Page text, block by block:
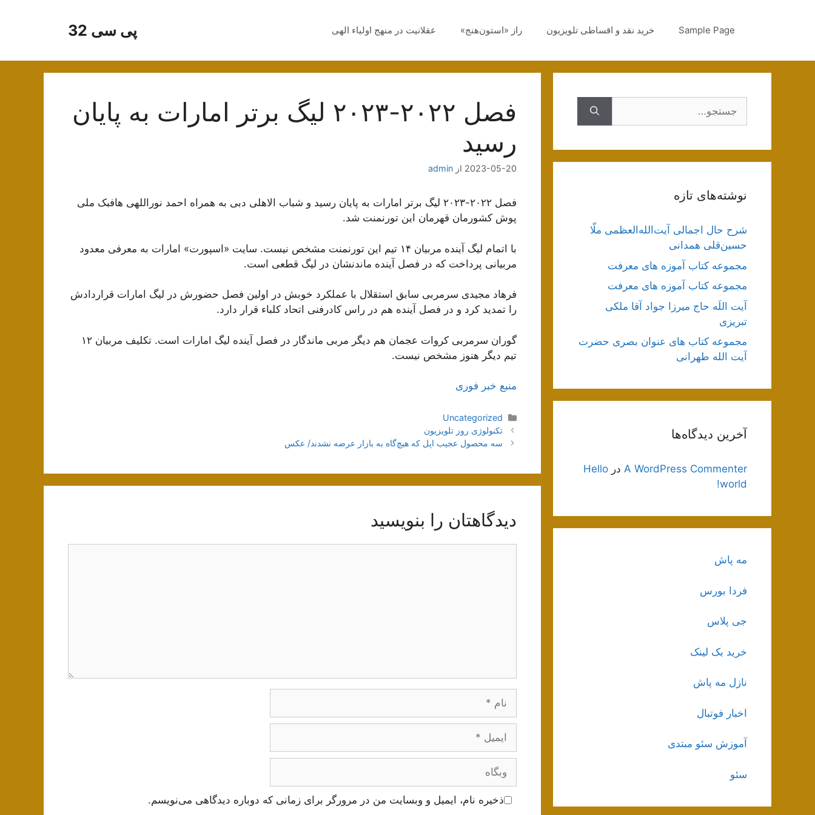
پی سی 32 Sample Page خرید نقد و اقساطی تلویزیون راز «استون‌هنج» عقلانیت در منهج اولیاء الهی
فصل ۲۰۲۲-۲۰۲۳ لیگ برتر امارات به پایان
رسید
2023-05-20 از admin
فصل ۲۰۲۲-۲۰۲۳ لیگ برتر امارات به پایان رسید و شباب الاهلی دبی به همراه احمد نوراللهی هافبک ملی
پوش کشورمان قهرمان این تورنمنت شد.
با اتمام لیگ آینده مربیان ۱۴ تیم این تورنمنت مشخص نیست. سایت «اسپورت» امارات به معرفی معدود
مربیانی پرداخت که در فصل آینده ماندنشان در لیگ قطعی است.
فرهاد مجیدی سرمربی سابق استقلال با عملکرد خوبش در اولین فصل حضورش در لیگ امارات قراردادش
را تمدید کرد و در فصل آینده هم در راس کادرفنی اتحاد کلباء قرار دارد.
گوران سرمربی کروات عجمان هم دیگر مربی ماندگار در فصل آینده لیگ امارات است. تکلیف مربیان ۱۲
تیم دیگر هنوز مشخص نیست.
منبع خبر فوری
دسته‌ها
Uncategorized
ناوبری
نوشته‌ها
تکنولوژی روز تلویزیون
سه محصول عجیب اپل که هیچ‌گاه به بازار عرضه نشدند/ عکس
دیدگاهتان را بنویسید
ایمیل
وبگاه
ذخیره نام، ایمیل و وبسایت من در مرورگر برای زمانی که دوباره دیدگاهی می‌نویسم.
نوشته‌های تازه
شرح حال اجمالی آیت‌الله‌العظمی ملّا
حسین‌قلی همدانی
مجموعه کتاب آموزه های معرفت
مجموعه کتاب آموزه های معرفت
آیت اللَه حاج میرزا جواد آقا ملکی
تبریزی
مجموعه کتاب های عنوان بصری حضرت
آیت الله طهرانی
آخرین دیدگاه‌ها
A WordPress Commenter در Hello
world!
مه پاش
فردا بورس
جی پلاس
خرید بک لینک
نازل مه پاش
اخبار فوتبال
آموزش سئو مبتدی
سئو